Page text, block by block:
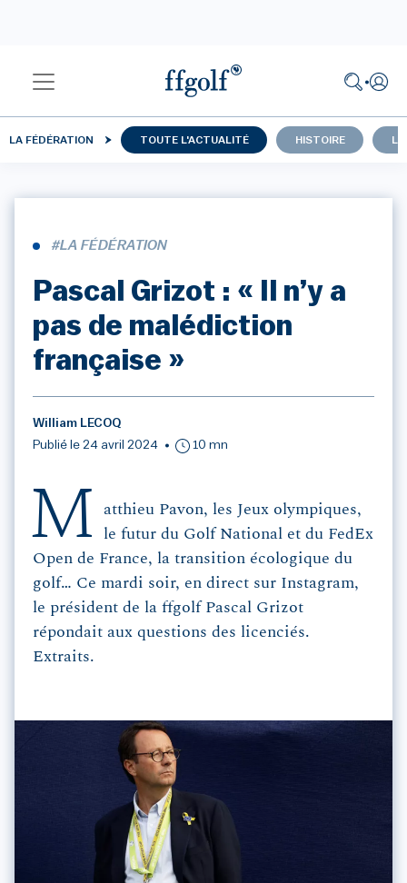
LA FÉDÉRATION TOUTE L'ACTUALITÉ HISTOIRE
#LA FÉDÉRATION
Pascal Grizot : « Il n’y a
pas de malédiction
française »
William LECOQ
Publié le 24 avril 2024
10 mn
M
atthieu Pavon, les Jeux olympiques,
le futur du Golf National et du FedEx
Open de France, la transition écologique du
golf… Ce mardi soir, en direct sur Instagram,
le président de la ffgolf Pascal Grizot
répondait aux questions des licenciés.
Extraits.